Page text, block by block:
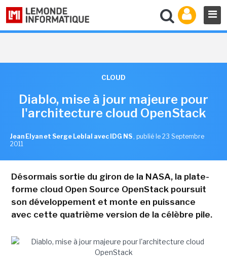
CLOUD
Diablo, mise à jour majeure pour
l'architecture cloud OpenStack
Jean Elyan et Serge Leblal avec IDG NS , publié le 23 Septembre
2011
Désormais sortie du giron de la NASA, la plate-
forme cloud Open Source OpenStack poursuit
son développement et monte en puissance
avec cette quatrième version de la célèbre pile.